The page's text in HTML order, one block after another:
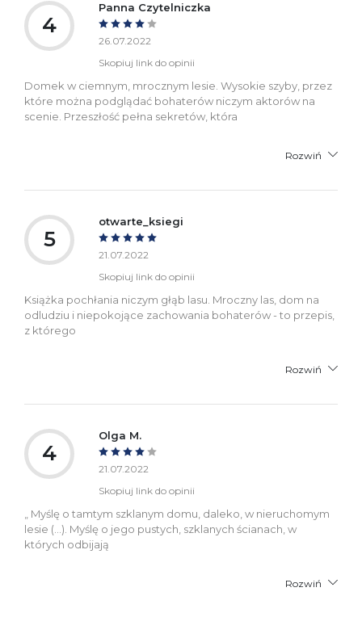
4
Panna Czytelniczka
26.07.2022
Skopiuj link do opinii
Domek w ciemnym, mrocznym lesie. Wysokie szyby, przez
które można podglądać bohaterów niczym aktorów na
scenie. Przeszłość pełna sekretów, która
Rozwiń
5
otwarte_ksiegi
21.07.2022
Skopiuj link do opinii
Książka pochłania niczym głąb lasu. Mroczny las, dom na
odludziu i niepokojące zachowania bohaterów - to przepis,
z którego
Rozwiń
4
Olga M.
21.07.2022
Skopiuj link do opinii
„ Myślę o tamtym szklanym domu, daleko, w nieruchomym
lesie (...). Myślę o jego pustych, szklanych ścianach, w
których odbijają
Rozwiń